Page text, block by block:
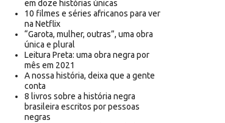
em doze histórias únicas
10 filmes e séries africanos para ver
na Netflix
“Garota, mulher, outras”, uma obra
única e plural
Leitura Preta: uma obra negra por
mês em 2021
A nossa história, deixa que a gente
conta
8 livros sobre a história negra
brasileira escritos por pessoas
negras